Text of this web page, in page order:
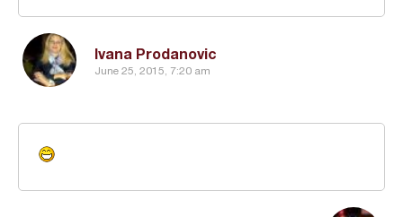
Ivana Prodanovic
June 25, 2015, 7:20 am